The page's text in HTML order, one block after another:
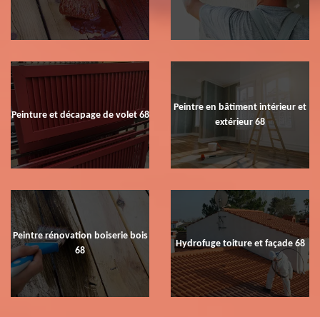
Peinture et décapage de volet 68
Peintre en bâtiment intérieur et
extérieur 68
Peintre rénovation boiserie bois
68
Hydrofuge toiture et façade 68